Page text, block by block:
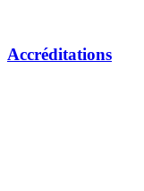
Accréditations